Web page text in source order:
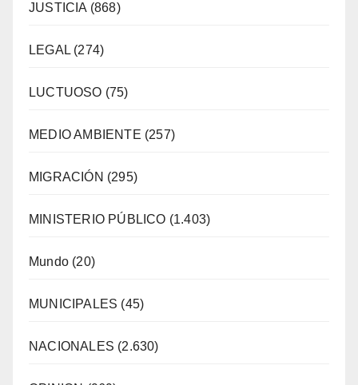
JUSTICIA (868)
LEGAL (274)
LUCTUOSO (75)
MEDIO AMBIENTE (257)
MIGRACIÓN (295)
MINISTERIO PÚBLICO (1.403)
Mundo (20)
MUNICIPALES (45)
NACIONALES (2.630)